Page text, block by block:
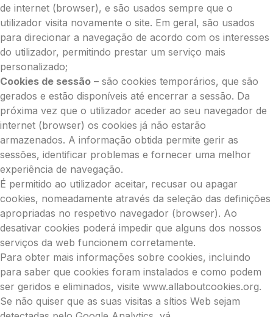
de internet (browser), e são usados sempre que o
utilizador visita novamente o site. Em geral, são usados
para direcionar a navegação de acordo com os interesses
do utilizador, permitindo prestar um serviço mais
personalizado;
Cookies de sessão – são cookies temporários, que são
gerados e estão disponíveis até encerrar a sessão. Da
próxima vez que o utilizador aceder ao seu navegador de
internet (browser) os cookies já não estarão
armazenados. A informação obtida permite gerir as
sessões, identificar problemas e fornecer uma melhor
experiência de navegação.
É permitido ao utilizador aceitar, recusar ou apagar
cookies, nomeadamente através da seleção das definições
apropriadas no respetivo navegador (browser). Ao
desativar cookies poderá impedir que alguns dos nossos
serviços da web funcionem corretamente.
Para obter mais informações sobre cookies, incluindo
para saber que cookies foram instalados e como podem
ser geridos e eliminados, visite www.allaboutcookies.org.
Se não quiser que as suas visitas a sítios Web sejam